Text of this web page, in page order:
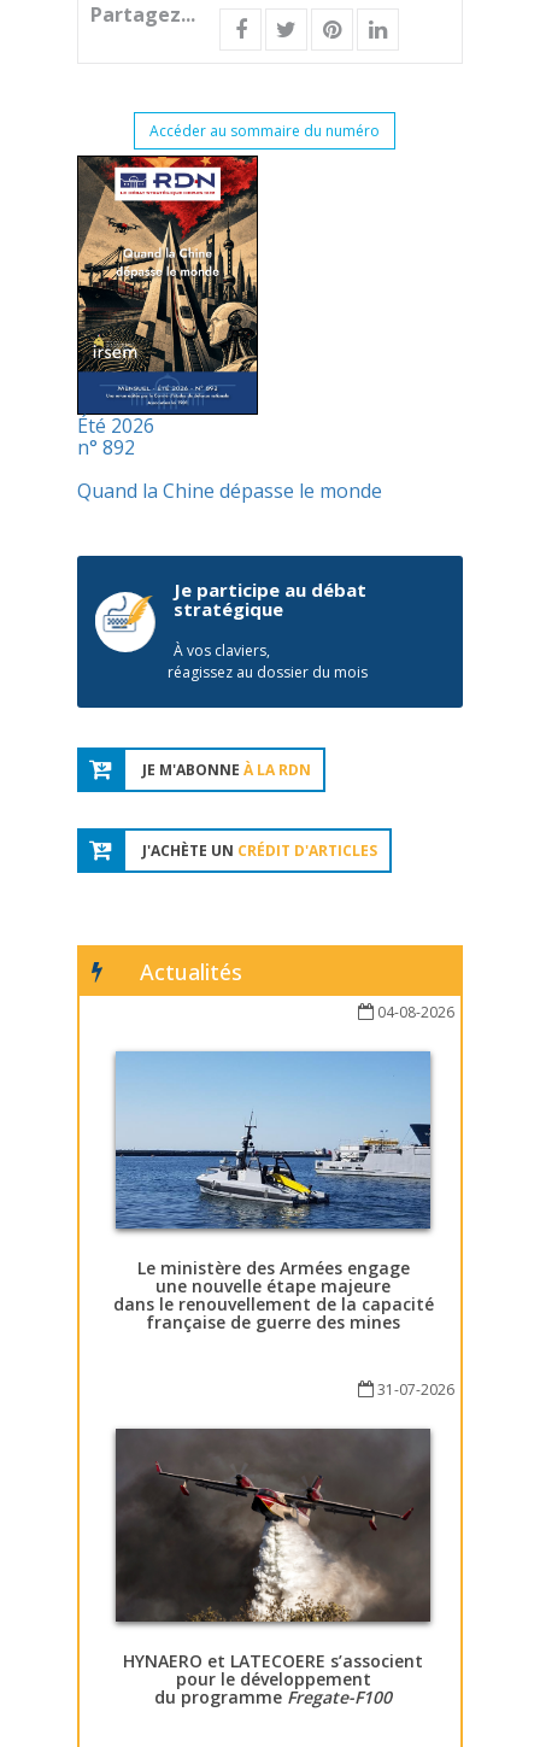
Partagez...
Accéder au sommaire du numéro
Été 2026
n° 892
Quand la Chine dépasse le monde
Je participe au débat
stratégique
À vos claviers,
réagissez au dossier du mois
JE M'ABONNE À LA RDN
J'ACHÈTE UN CRÉDIT D'ARTICLES
Actualités
04-08-2026
Le ministère des Armées engage
une nouvelle étape majeure
dans le renouvellement de la capacité
française de guerre des mines
31-07-2026
HYNAERO et LATECOERE s’associent
pour le développement
du programme Fregate-F100